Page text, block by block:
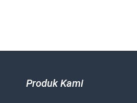
Produk Kami